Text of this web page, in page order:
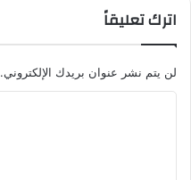
اترك تعليقاً
لن يتم نشر عنوان بريدك الإلكتروني.